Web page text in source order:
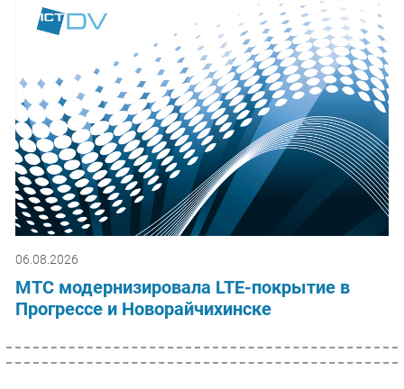
06.08.2026
МТС модернизировала LTE-покрытие в
Прогрессе и Новорайчихинске